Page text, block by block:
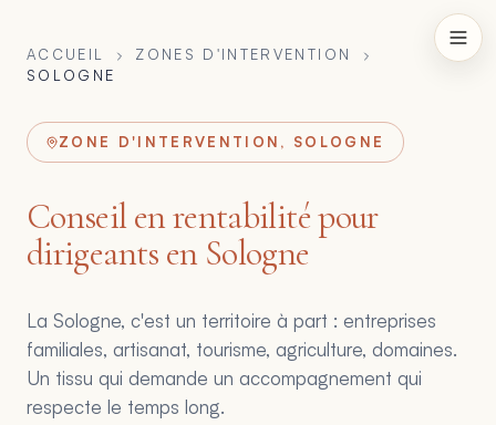
ACCUEIL
ZONES D'INTERVENTION
SOLOGNE
ZONE D'INTERVENTION, SOLOGNE
Conseil en rentabilité pour
dirigeants en Sologne
La Sologne, c'est un territoire à part : entreprises
familiales, artisanat, tourisme, agriculture, domaines.
Un tissu qui demande un accompagnement qui
respecte le temps long.